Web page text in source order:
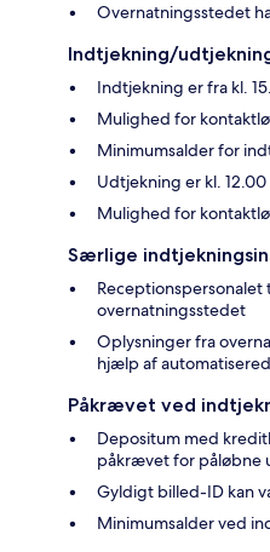
Overnatningsstedet
Indtjekning/
Indtjekning er fra kl.
Mulighed for
Minimumsalder for
Udtjekning er kl. 12.00
Mulighed for
Særlige
overnatningsstedet
Oplysninger fra
hjælp af
Påkrævet ved
Depositum med
påkrævet for påløbne
Gyldigt billed-ID kan
Minimumsalder ved